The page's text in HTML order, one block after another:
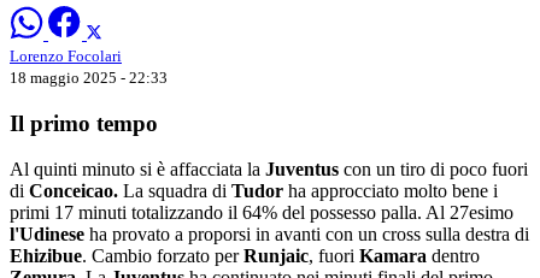
Lorenzo Focolari
18 maggio 2025 - 22:33
Il primo tempo
Al quinti minuto si è affacciata la Juventus con un tiro di poco fuori
di Conceicao. La squadra di Tudor ha approcciato molto bene i
primi 17 minuti totalizzando il 64% del possesso palla. Al 27esimo
l'Udinese ha provato a proporsi in avanti con un cross sulla destra di
Ehizibue. Cambio forzato perRunjaic, fuori Kamara dentro